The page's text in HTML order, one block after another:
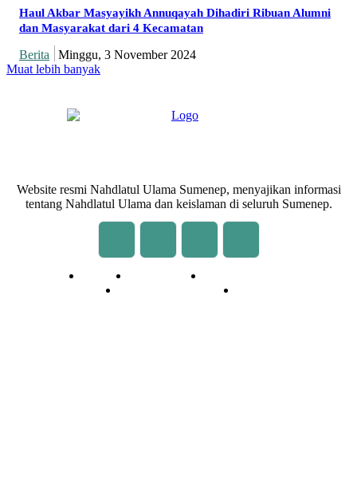
Haul Akbar Masyayikh Annuqayah Dihadiri Ribuan Alumni
dan Masyarakat dari 4 Kecamatan
Berita
Minggu, 3 November 2024
Muat lebih banyak
Website resmi Nahdlatul Ulama Sumenep, menyajikan informasi
tentang Nahdlatul Ulama dan keislaman di seluruh Sumenep.
Redaksi Kontak Kami
Pedoman Media Siber